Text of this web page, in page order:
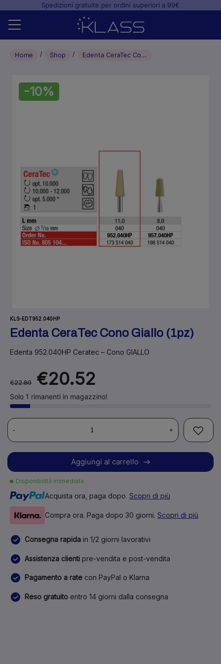
Spedizioni gratuite per ordini superiori a 99€
Home
Studio odontoiatrico
Home Shop Edenta CeraTec Cono Giallo (1pz)
-10%
KLS-EDT952.040HP
Edenta CeraTec Cono Giallo (1pz)
Edenta 952.040HP Ceratec – Cono GIALLO
€22.80 €20.52
Solo 1 rimanenti in magazzino!
- +
Aggiungi al carrello
Disponibilità immediata
Acquista ora, paga dopo. Scopri di più
Compra ora. Paga dopo 30 giorni. Scopri di più
Consegna rapida in 1/2 giorni lavorativi
Assistenza clienti pre-vendita e post-vendita
Pagamento a rate con PayPal o Klarna
Reso gratuito entro 14 giorni dalla consegna